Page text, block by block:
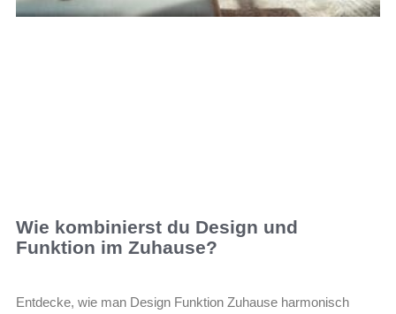
Wie kombinierst du Design und
Funktion im Zuhause?
Entdecke, wie man Design Funktion Zuhause harmonisch